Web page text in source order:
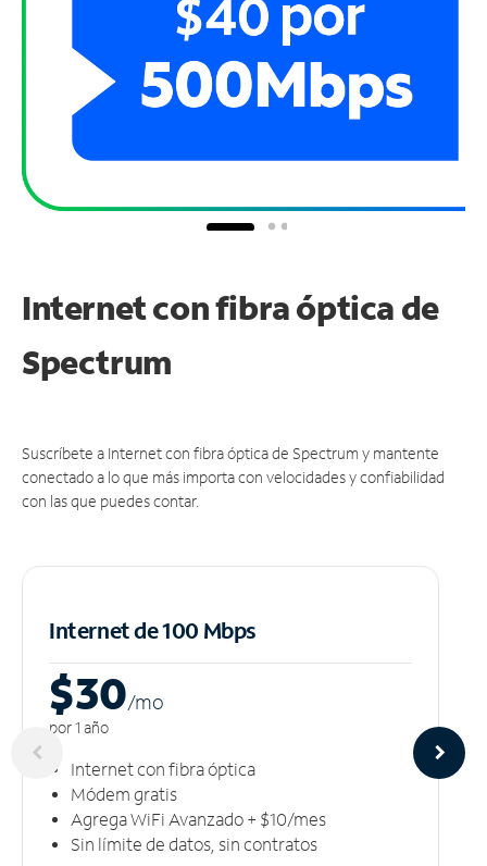
Internet con fibra óptica de
Spectrum
Suscríbete a Internet con fibra óptica de Spectrum y mantente
conectado a lo que más importa con velocidades y confiabilidad
con las que puedes contar.
Internet de 100 Mbps
$30/mo
por 1 año
Internet con fibra óptica
Módem gratis
Agrega WiFi Avanzado + $10/mes
Sin límite de datos, sin contratos